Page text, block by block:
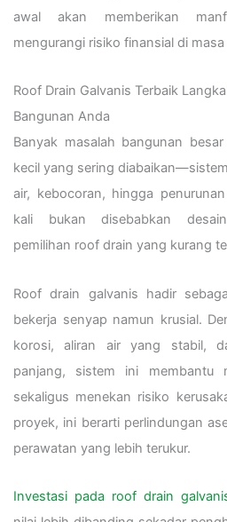
awal akan memberikan
mengurangi risiko finansial di
Roof Drain Galvanis Terbaik
Bangunan Anda
Banyak masalah bangunan
kecil yang sering
air, kebocoran, hingga
kali bukan disebabkan
pemilihan roof drain yang kurang
Roof drain galvanis hadir
bekerja senyap namun krusial.
korosi, aliran air yang stabil,
panjang, sistem ini membantu
sekaligus menekan risiko
proyek, ini berarti perlindungan
perawatan yang lebih terukur.
Investasi pada roof drain